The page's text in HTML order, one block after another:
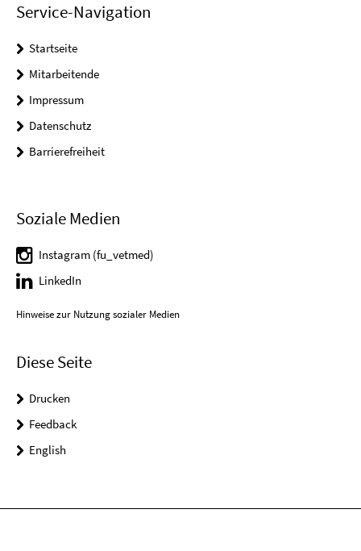
Service-Navigation
Startseite
Mitarbeitende
Impressum
Datenschutz
Barrierefreiheit
Soziale Medien
Instagram (fu_vetmed)
LinkedIn
Hinweise zur Nutzung sozialer Medien
Diese Seite
Drucken
Feedback
English